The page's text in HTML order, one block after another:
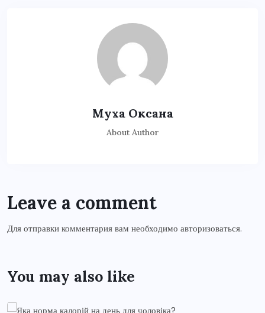
Муха Оксана
About Author
Leave a comment
Для отправки комментария вам необходимо авторизоваться.
You may also like